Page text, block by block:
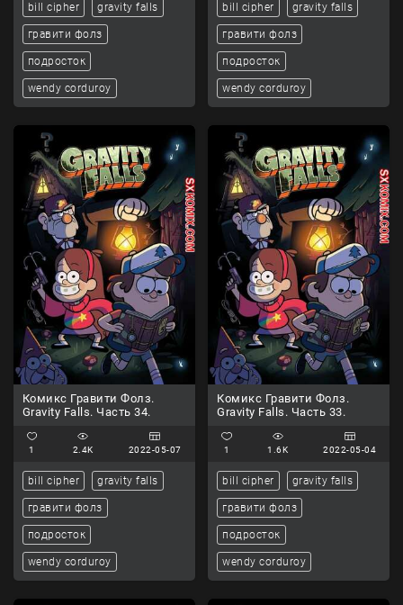
bill cipher gravity falls
гравити фолз
подросток
wendy corduroy
bill cipher gravity falls
гравити фолз
подросток
wendy corduroy
Комикс Гравити Фолз.
Gravity Falls. Часть 34.
1 2.4K 2022-05-07
bill cipher gravity falls
гравити фолз
подросток
wendy corduroy
Комикс Гравити Фолз.
Gravity Falls. Часть 33.
1 1.6K 2022-05-04
bill cipher gravity falls
гравити фолз
подросток
wendy corduroy